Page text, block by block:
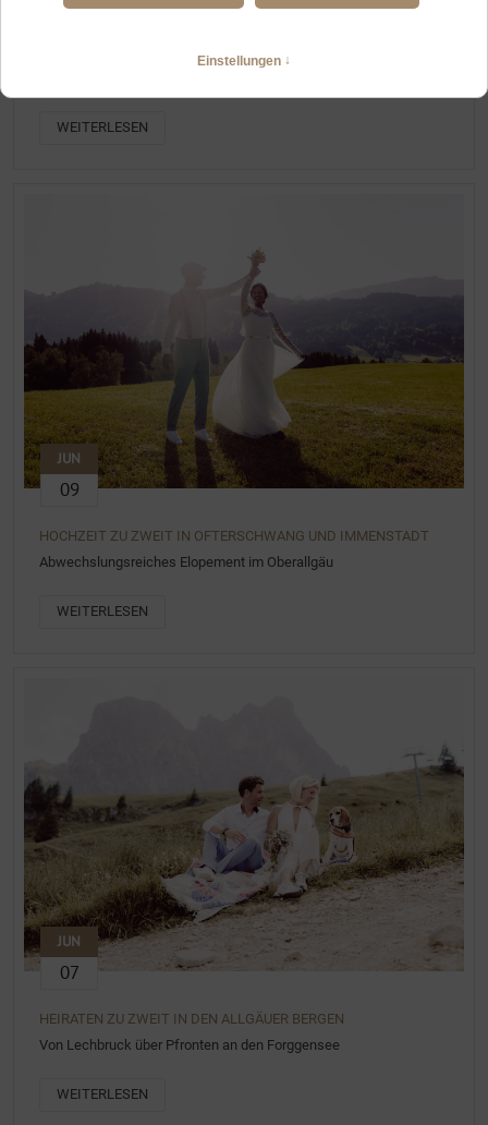
WEITERLESEN
JUN
09
HOCHZEIT ZU ZWEIT IN OFTERSCHWANG UND IMMENSTADT
Abwechslungsreiches Elopement im Oberallgäu
WEITERLESEN
JUN
07
HEIRATEN ZU ZWEIT IN DEN ALLGÄUER BERGEN
Von Lechbruck über Pfronten an den Forggensee
WEITERLESEN